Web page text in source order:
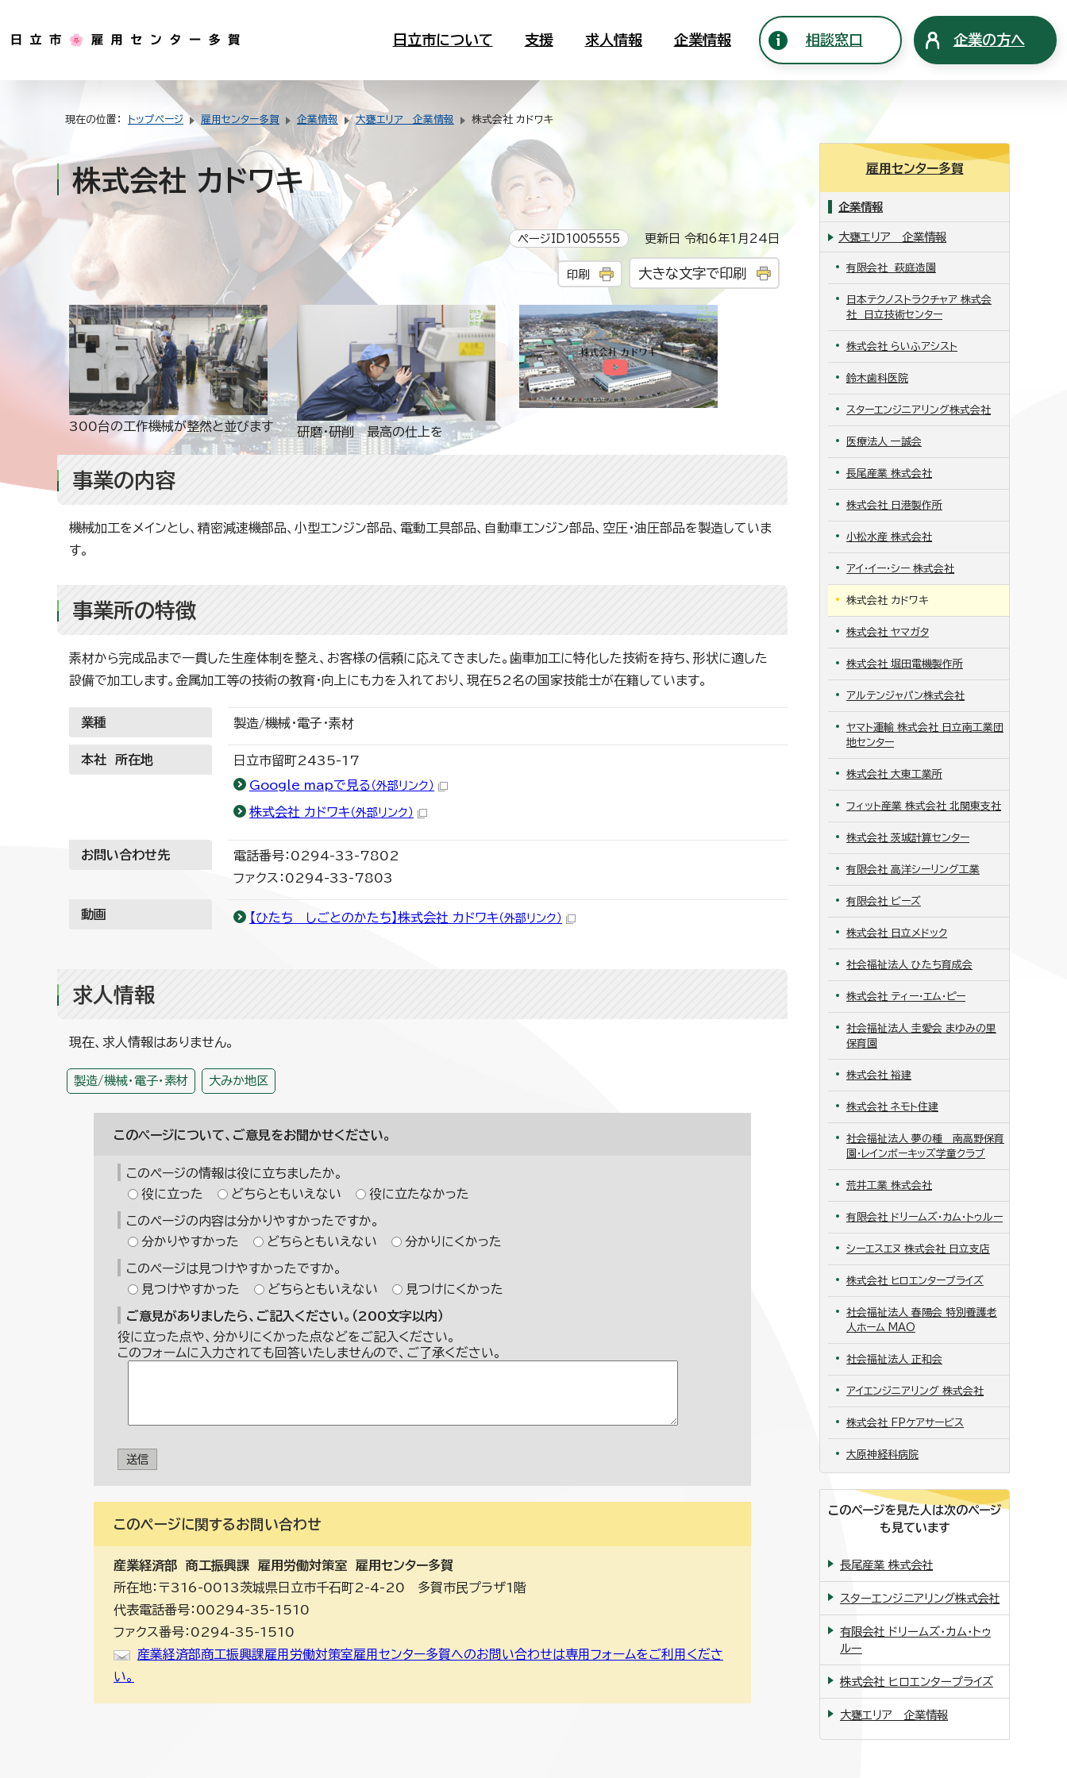
日立市について 支援 求人情報 企業情報 相談窓口 企業の方へ
現在の位置： トップページ 雇用センター多賀 企業情報 大甕エリア 企業情報 株式会社 カドワキ
株式会社 カドワキ
ページID1005555 更新日 令和6年1月24日
印刷 大きな文字で印刷
300台の工作機械が整然と並びます 研磨・研削 最高の仕上を
事業の内容
機械加工をメインとし、精密減速機部品、小型エンジン部品、電動工具部品、自動車エンジン部品、空圧・油圧部品を製造していま
す。
事業所の特徴
素材から完成品まで一貫した生産体制を整え、お客様の信頼に応えてきました。歯車加工に特化した技術を持ち、形状に適した
設備で加工します。金属加工等の技術の教育・向上にも力を入れており、現在52名の国家技能士が在籍しています。
業種 製造/機械・電子・素材
本社 所在地
日立市留町2435-17
Google mapで見る （外部リンク）
株式会社 カドワキ（外部リンク）
お問い合わせ先
電話番号：0294-33-7802
ファクス：0294-33-7803
動画 【ひたち しごとのかたち】株式会社 カドワキ（外部リンク）
求人情報
現在、求人情報はありません。
製造/機械・電子・素材 大みか地区
このページについて、ご意見をお聞かせください。
このページの情報は役に立ちましたか。
役に立った
どちらともいえない 役に立たなかった
このページの内容は分かりやすかったですか。
分かりやすかった
どちらともいえない 分かりにくかった
このページは見つけやすかったですか。
見つけやすかった
どちらともいえない 見つけにくかった
ご意見がありましたら、ご記入ください。（200文字以内）
役に立った点や、分かりにくかった点などをご記入ください。
このフォームに入力されても回答いたしませんので、ご了承ください。
送信
このページに関するお問い合わせ
産業経済部 商工振興課 雇用労働対策室 雇用センター多賀
所在地：〒316-0013茨城県日立市千石町2-4-20 多賀市民プラザ1階
代表電話番号：00294-35-1510
ファクス番号：0294-35-1510
産業経済部商工振興課雇用労働対策室雇用センター多賀へのお問い合わせは専用フォームをご利用くださ
い。
雇用センター多賀
企業情報
大甕エリア 企業情報
有限会社 萩庭造園
日本テクノストラクチャア 株式会
社 日立技術センター
株式会社 らいふアシスト
鈴木歯科医院
スターエンジニアリング株式会社
医療法人 一誠会
長尾産業 株式会社
株式会社 日港製作所
小松水産 株式会社
アイ・イー・シー 株式会社
株式会社 カドワキ
株式会社 ヤマガタ
株式会社 堀田電機製作所
アルテンジャパン株式会社
ヤマト運輸 株式会社 日立南工業団
地センター
株式会社 大東工業所
フィット産業 株式会社 北関東支社
株式会社 茨城計算センター
有限会社 高洋シーリング工業
有限会社 ビーズ
株式会社 日立メドック
社会福祉法人 ひたち育成会
株式会社 ティー・エム・ピー
社会福祉法人 圭愛会 まゆみの里
保育園
株式会社 裕建
株式会社 ネモト住建
社会福祉法人 夢の種 南高野保育
園・レインボーキッズ学童クラブ
荒井工業 株式会社
有限会社 ドリームズ・カム・トゥルー
シーエスエヌ 株式会社 日立支店
株式会社 ヒロエンタープライズ
社会福祉法人 春陽会 特別養護老
人ホーム MAO
社会福祉法人 正和会
アイエンジニアリング 株式会社
株式会社 FPケアサービス
大原神経科病院
このページを見た人は次のページ
も見ています
長尾産業 株式会社
スターエンジニアリング株式会社
有限会社 ドリームズ・カム・トゥ
ルー
株式会社 ヒロエンタープライズ
大甕エリア 企業情報